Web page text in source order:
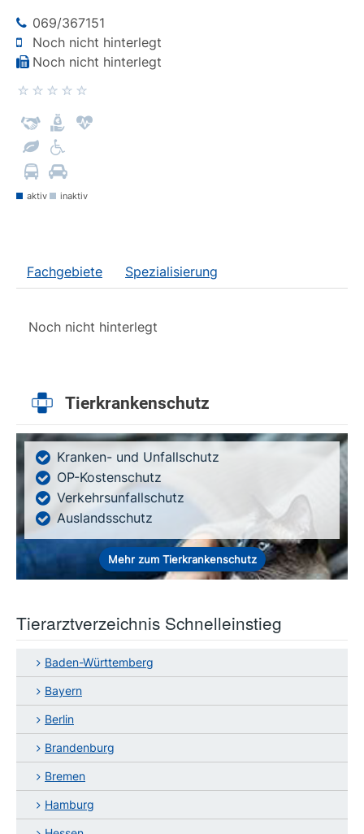
069/367151
Noch nicht hinterlegt
Noch nicht hinterlegt
aktiv inaktiv
Fachgebiete Spezialisierung
Noch nicht hinterlegt
Tierkrankenschutz
Kranken- und Unfallschutz
OP-Kostenschutz
Verkehrsunfallschutz
Auslandsschutz
Mehr zum Tierkrankenschutz
Tierarztverzeichnis Schnelleinstieg
Baden-Württemberg
Bayern
Berlin
Brandenburg
Bremen
Hamburg